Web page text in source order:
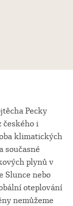
Pecky
českého i
klimatických
současné
plynů v
Slunce nebo
oteplování
nemůžeme